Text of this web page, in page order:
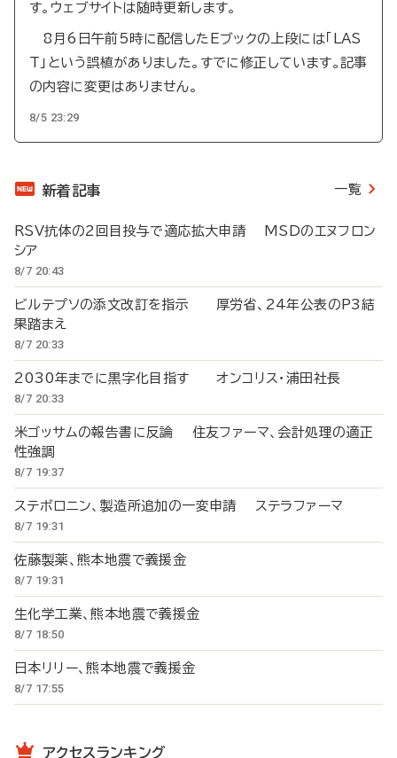
す。ウェブサイトは随時更新します。
8月6日午前5時に配信したEブックの上段には「LAS
T」という誤植がありました。すでに修正しています。記事
の内容に変更はありません。
8/5 23:29
新着記事 一覧
RSV抗体の2回目投与で適応拡大申請 MSDのエヌフロン
シア
8/7 20:43
ビルテプソの添文改訂を指示 厚労省、24年公表のP3結
果踏まえ
8/7 20:33
2030年までに黒字化目指す オンコリス・浦田社長
8/7 20:33
米ゴッサムの報告書に反論 住友ファーマ、会計処理の適正
性強調
8/7 19:37
ステボロニン、製造所追加の一変申請 ステラファーマ
8/7 19:31
佐藤製薬、熊本地震で義援金
8/7 19:31
生化学工業、熊本地震で義援金
8/7 18:50
日本リリー、熊本地震で義援金
8/7 17:55
アクセスランキング